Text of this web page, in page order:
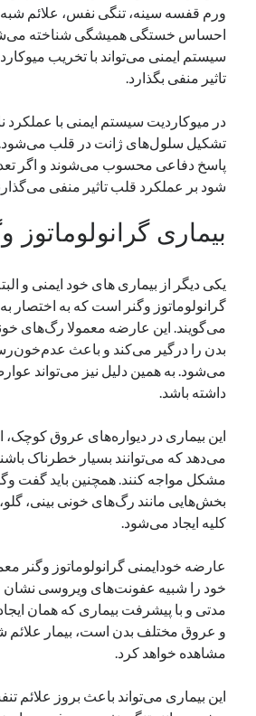
ورم قفسه سینه، تنگی نفس، علائم
احساس خستگی همیشگی شناخته
سیستم ایمنی می‌تواند با تخریب
تاثیر منفی بگذارد.
در میوکاردیت سیستم ایمنی با
تشکیل سلول‌های ژانت در قلب می‌شود.
پاسخ دفاعی محسوب می‌شوند و اگر
شود بر عملکرد قلب تاثیر منفی
بیماری گرانولوماتوز
یکی دیگر از بیماری های خود ایمنی و
گرانولوماتوز وگنر است که به اختصار به
می‌گویند. این عارضه معمولا رگ‌های
بدن را درگیر می‌کند و باعث
می‌شود. به همین دلیل نیز می‌تواند
داشته باشد.
این بیماری در دیواره‌های عروق کوچک،
می‌دهد که می‌توانند بسیار خطرناک
مشکل مواجه کنند. همچنین باید گفت
بخش‌هایی مانند رگ‌های خونی بینی،
کلیه ایجاد می‌شود.
عارضه خودایمنی گرانولوماتوز وگنر
خود را شبیه عفونت‌های ویروسی نشان
مدتی و با پیشرفت بیماری که همان
و عروق مختلف بدن است، بیمار علائم
مشاهده خواهد کرد.
این بیماری می‌تواند باعث بروز علائم